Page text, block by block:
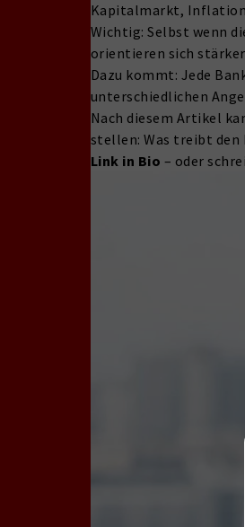
Kapitalmarkt,
Wichtig: Selbst wenn
orientieren sich
Dazu kommt: Jede
unterschiedlichen
Nach diesem Artikel
stellen: Was treibt den
Link in Bio – oder